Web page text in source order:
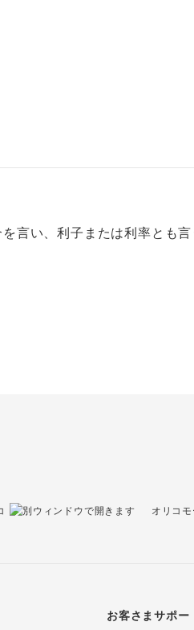
言い、利子または利率とも
お客さまサポー
オリコ